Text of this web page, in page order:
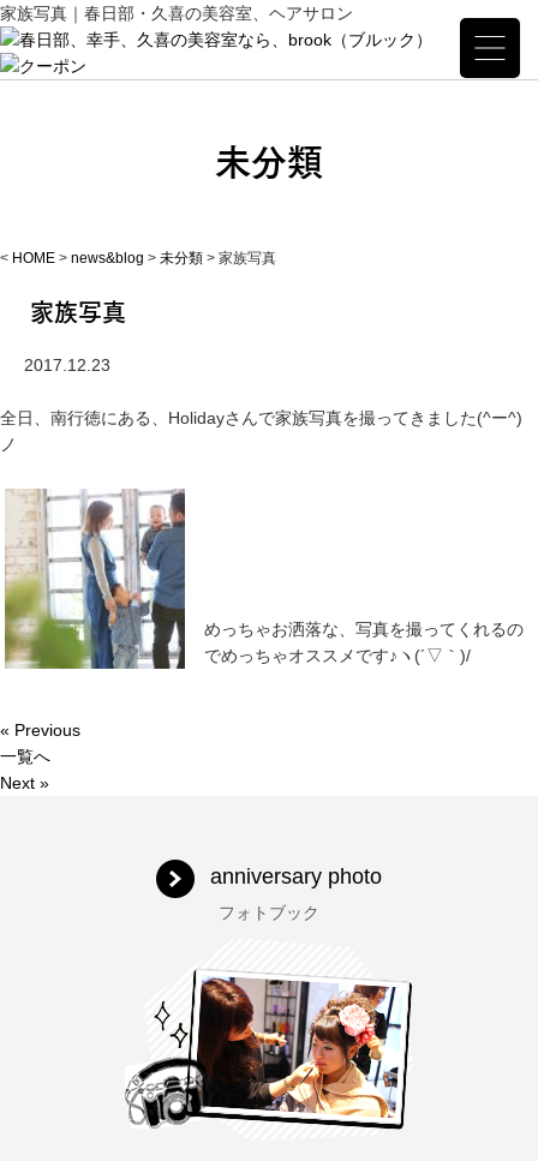
家族写真｜春日部・久喜の美容室、ヘアサロン
未分類
< HOME > news&blog > 未分類 > 家族写真
家族写真
2017.12.23
全日、南行徳にある、Holidayさんで家族写真を撮ってきました(^ー^)
ノ
めっちゃお洒落な、写真を撮ってくれるの
でめっちゃオススメです♪ヽ(´▽｀)/
« Previous
一覧へ
Next »
anniversary photo
フォトブック